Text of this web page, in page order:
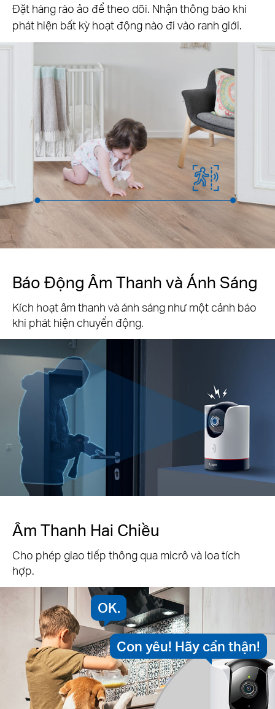
Đặt hàng rào ảo để theo dõi. Nhận thông báo khi
phát hiện bất kỳ hoạt động nào đi vào ranh giới.
Báo Động Âm Thanh và Ánh Sáng
Kích hoạt âm thanh và ánh sáng như một cảnh báo
khi phát hiện chuyển động.
Âm Thanh Hai Chiều
Cho phép giao tiếp thông qua micrô và loa tích
hợp.
OK.
Con yêu! Hãy cẩn thận!